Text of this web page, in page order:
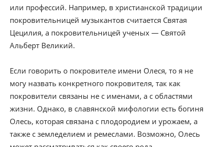
или профессий. Например, в христианской традиции
покровительницей музыкантов считается Святая
Цецилия, а покровительницей ученых — Святой
Альберт Великий.
Если говорить о покровителе имени Олеся, то я не
могу назвать конкретного покровителя, так как
покровители связаны не с именами, а с областями
жизни. Однако, в славянской мифологии есть богиня
Олесь, которая связана с плодородием и урожаем, а
также с земледелием и ремеслами. Возможно, Олесь